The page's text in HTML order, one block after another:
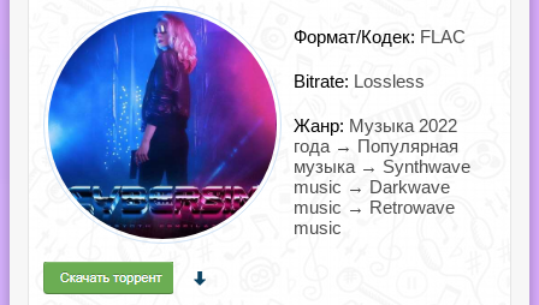
Формат/Кодек: FLAC
Bitrate: Lossless
Жанр: Музыка 2022
года → Популярная
музыка → Synthwave
music → Darkwave
music → Retrowave
music